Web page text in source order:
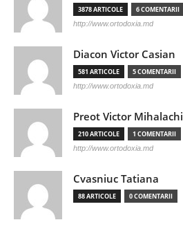
3878 ARTICOLE 6 COMENTARII
http://www.ortodoxia.md
Diacon Victor Casian
581 ARTICOLE 5 COMENTARII
http://www.ortodoxia.md
Preot Victor Mihalachi
210 ARTICOLE 1 COMENTARII
http://www.ortodoxia.md
Cvasniuc Tatiana
88 ARTICOLE 0 COMENTARII